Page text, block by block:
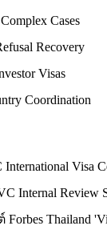
Cases
Recovery
Visas
Coordination
Visa
Internal Review
Thailand